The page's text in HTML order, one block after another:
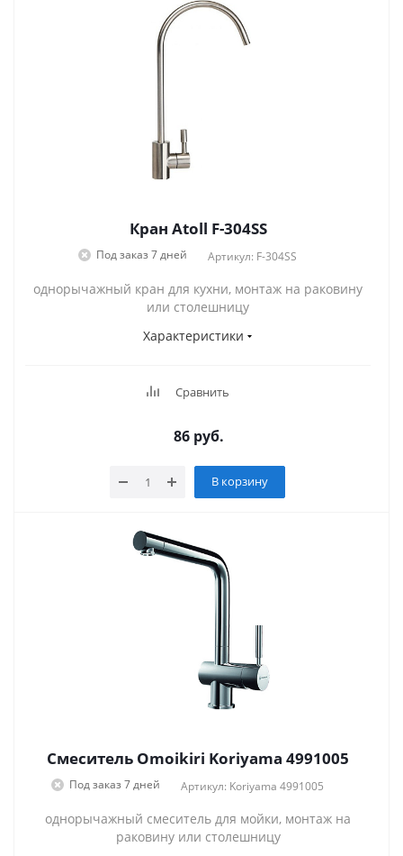
Кран Atoll F-304SS
Под заказ 7 дней Артикул: F-304SS
однорычажный кран для кухни, монтаж на раковину
или столешницу
Характеристики
Сравнить
86руб.
В корзину
Смеситель Omoikiri Koriyama 4991005
Под заказ 7 дней Артикул: Koriyama 4991005
однорычажный смеситель для мойки, монтаж на
раковину или столешницу